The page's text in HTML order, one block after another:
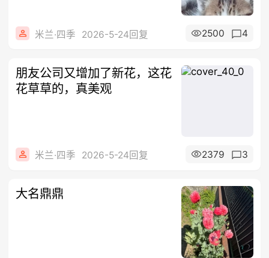
米兰·四季 2026-5-24回复 2500 4
朋友公司又增加了新花，这花
花草草的，真美观
米兰·四季 2026-5-24回复 2379 3
大名鼎鼎